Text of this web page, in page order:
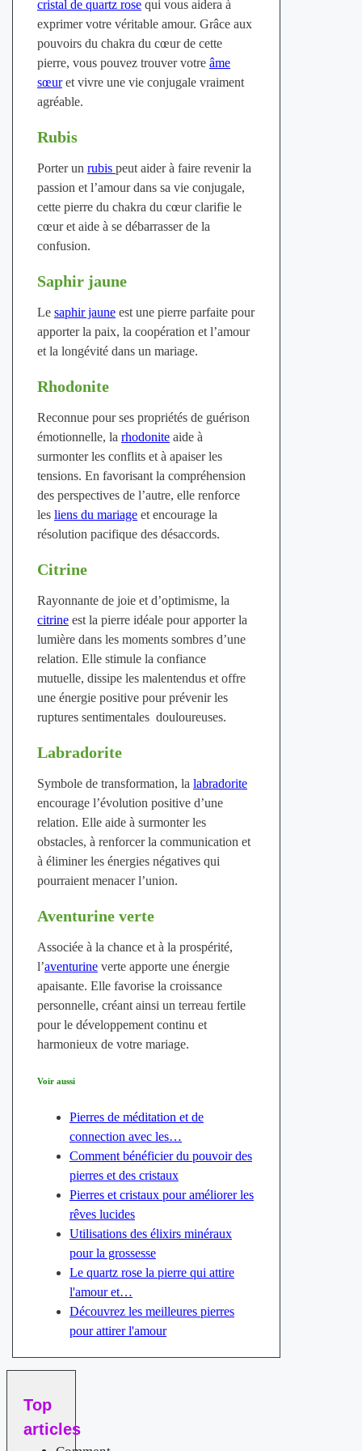
cristal de quartz rosequi vous aidera à
exprimer votre véritable amour. Grâce aux
pouvoirs du chakra du cœur de cette
pierre, vous pouvez trouver votre âme
sœuret vivre une vie conjugale vraiment
agréable.
Rubis
Porter un rubis peut aider à faire revenir la
passion et l’amour dans sa vie conjugale,
cette pierre du chakra du cœur clarifie le
cœur et aide à se débarrasser de la
confusion.
Saphir jaune
Le saphir jauneest une pierre parfaite pour
apporter la paix, la coopération et l’amour
et la longévité dans un mariage.
Rhodonite
Reconnue pour ses propriétés de guérison
émotionnelle, la rhodoniteaide à
surmonter les conflits et à apaiser les
tensions. En favorisant la compréhension
des perspectives de l’autre, elle renforce
les liens du mariageet encourage la
résolution pacifique des désaccords.
Citrine
Rayonnante de joie et d’optimisme, la
citrineest la pierre idéale pour apporter la
lumière dans les moments sombres d’une
relation. Elle stimule la confiance
mutuelle, dissipe les malentendus et offre
une énergie positive pour prévenir les
ruptures sentimentales douloureuses.
Labradorite
Symbole de transformation, la labradorite
encourage l’évolution positive d’une
relation. Elle aide à surmonter les
obstacles, à renforcer la communication et
à éliminer les énergies négatives qui
pourraient menacer l’union.
Aventurine verte
Associée à la chance et à la prospérité,
l’aventurineverte apporte une énergie
apaisante. Elle favorise la croissance
personnelle, créant ainsi un terreau fertile
pour le développement continu et
harmonieux de votre mariage.
Voir aussi
Pierres de méditation et de
connection avec les…
Comment bénéficier du pouvoir des
pierres et des cristaux
Pierres et cristaux pour améliorer les
rêves lucides
Utilisations des élixirs minéraux
pour la grossesse
Le quartz rose la pierre qui attire
l'amour et…
Découvrez les meilleures pierres
pour attirer l'amour
Top
articles